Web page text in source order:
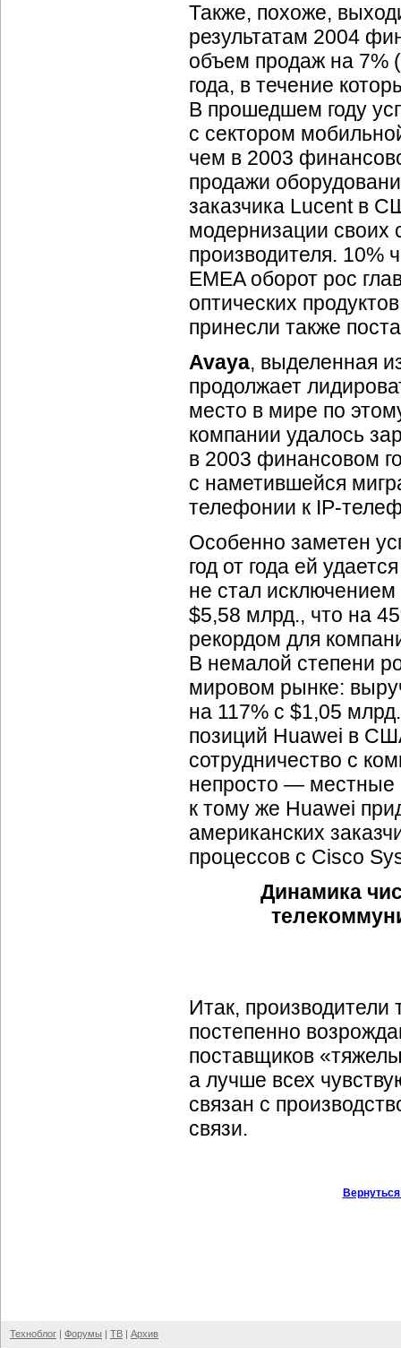
Также, похоже,
результатам 2004
объем продаж на 7%
года, в течение
В прошедшем году
с сектором
чем в 2003
продажи
заказчика Lucent в
модернизации своих
производителя. 10%
EMEA оборот рос
оптических
принесли также
Avaya, выделенная
продолжает
место в мире по
компании удалось
в 2003 финансовом
с наметившейся
телефонии к IP-
Особенно заметен
год от года ей
не стал
$5,58 млрд., что на
рекордом для
В немалой степени
мировом рынке:
на 117% с $1,05
позиций Huawei в
сотрудничество с
непросто — местные
к тому же Huawei
американских
процессов с Cisco
Динамика
Итак, производители
постепенно
поставщиков
а лучше всех
связан с
связи.
Техноблог | Форумы | ТВ | Архив